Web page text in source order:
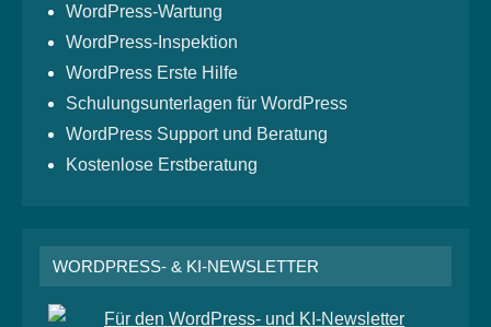
WordPress-Wartung
WordPress-Inspektion
WordPress Erste Hilfe
Schulungsunterlagen für WordPress
WordPress Support und Beratung
Kostenlose Erstberatung
WORDPRESS- & KI-NEWSLETTER